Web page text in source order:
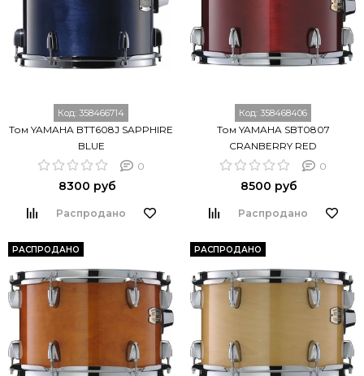
Код: 358466714
Том YAMAHA BTT608J SAPPHIRE
BLUE
0
8300 руб
Распродано
Код: 358468406
Том YAMAHA SBT0807
CRANBERRY RED
0
8500 руб
Распродано
РАСПРОДАНО РАСПРОДАНО